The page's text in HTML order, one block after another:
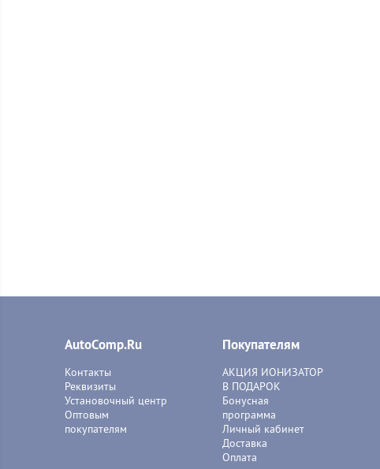
AutoComp.Ru
Контакты
Реквизиты
Установочный центр
Оптовым
покупателям
Покупателям
АКЦИЯ ИОНИЗАТОР
В ПОДАРОК
Бонусная
программа
Личный кабинет
Доставка
Оплата